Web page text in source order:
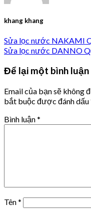
khang khang
Sửa lọc nước NAKAMI
Sửa lọc nước DANNO
Để lại một bình luận
Email của bạn sẽ không
bắt buộc được đánh dấu
Bình luận*
Tên*